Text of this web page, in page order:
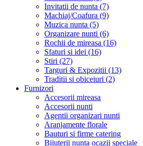
Invitatii de nunta (7)
Machiaj/Coafura (9)
Muzica nunta (5)
Organizare nunti (6)
Rochii de mireasa (16)
Sfaturi si idei (16)
Stiri (27)
Targuri & Expozitii (13)
Traditii si obiceiuri (2)
Furnizori
Accesorii mireasa
Accesorii nunti
Agentii organizari nunti
Aranjamente florale
Bauturi si firme catering
Bijuterii nunta ocazii speciale